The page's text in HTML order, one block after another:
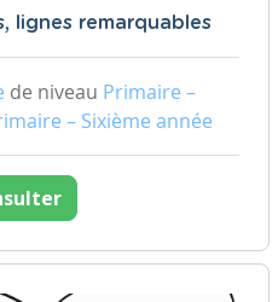
lignes remarquables
de niveau Primaire –
– Sixième année